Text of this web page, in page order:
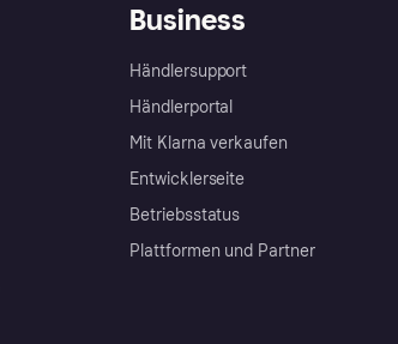
Business
Händlersupport
Händlerportal
Mit Klarna verkaufen
Entwicklerseite
Betriebsstatus
Plattformen und Partner